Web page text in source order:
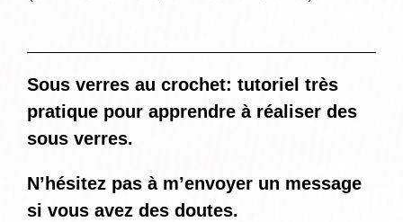
Sous verres au crochet: tutoriel très
pratique pour apprendre à réaliser des
sous verres.
N’hésitez pas à m’envoyer un message
si vous avez des doutes.